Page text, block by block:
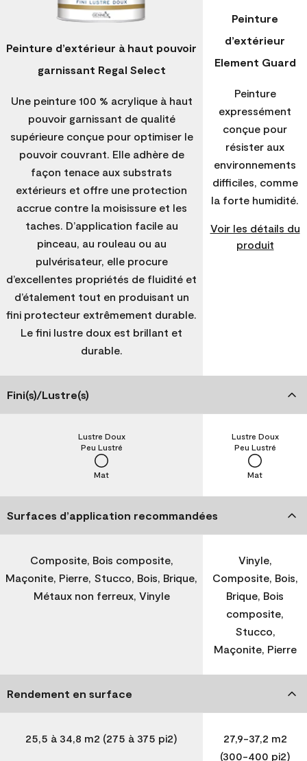
Peinture d’extérieur à haut pouvoir
garnissant Regal Select
Une peinture 100 % acrylique à haut
pouvoir garnissant de qualité
supérieure conçue pour optimiser le
pouvoir couvrant. Elle adhère de
façon tenace aux substrats
extérieurs et offre une protection
accrue contre la moisissure et les
taches. D’application facile au
pinceau, au rouleau ou au
pulvérisateur, elle procure
d’excellentes propriétés de fluidité et
d’étalement tout en produisant un
fini protecteur extrêmement durable.
Le fini lustre doux est brillant et
durable.
Peinture
d’extérieur
Element Guard
Peinture
expressément
conçue pour
résister aux
environnements
difficiles, comme
la forte humidité.
Voir les détails du
produit
Fini(s)/Lustre(s)
Mat
Peu Lustré
Lustre Doux
Mat
Peu Lustré
Lustre Doux
Surfaces d’application recommandées
Composite, Bois composite,
Maçonite, Pierre, Stucco, Bois, Brique,
Métaux non ferreux, Vinyle
Vinyle,
Composite, Bois,
Brique, Bois
composite,
Stucco,
Maçonite, Pierre
Rendement en surface
25,5 à 34,8 m2 (275 à 375 pi2)
27,9-37,2 m2
(300-400 pi2)